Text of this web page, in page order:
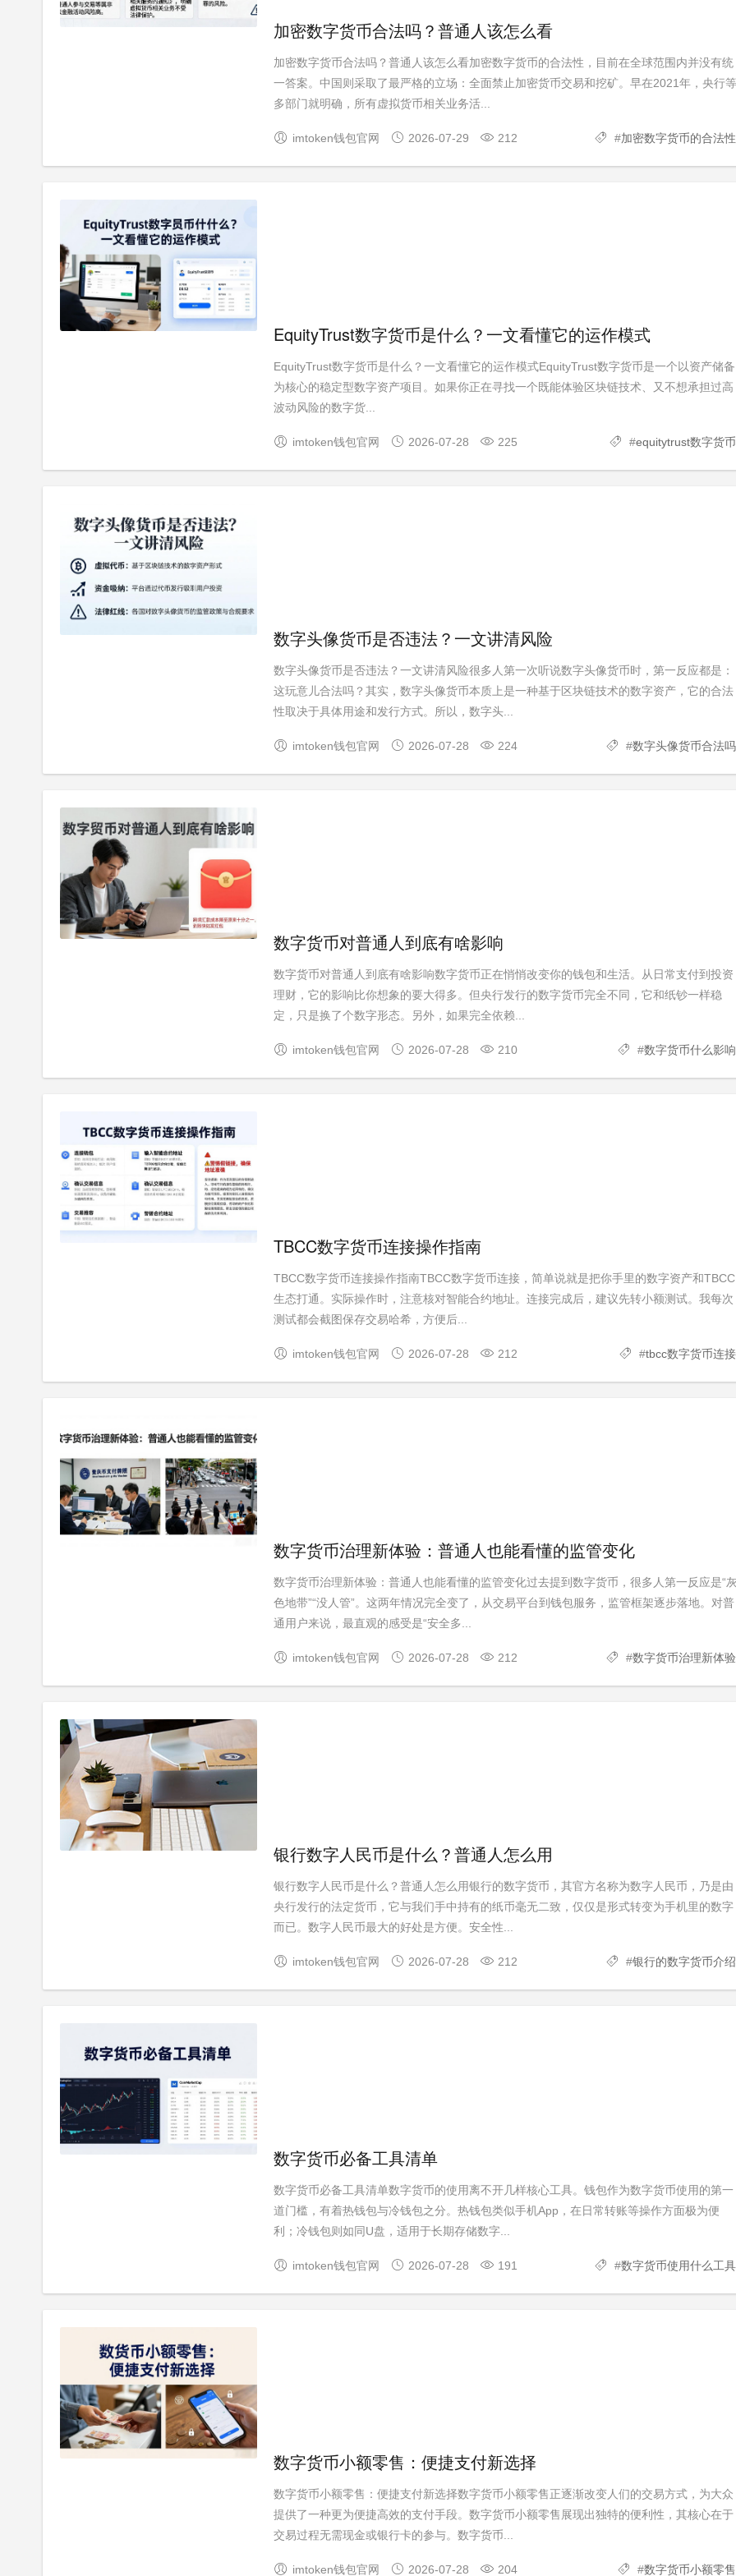
加密数字货币合法吗？普通人该怎么看
加密数字货币合法吗？普通人该怎么看加密数字货币的合法性，目前在全球范围内并没有统
一答案。中国则采取了最严格的立场：全面禁止加密货币交易和挖矿。早在2021年，央行等
多部门就明确，所有虚拟货币相关业务活...
imtoken钱包官网 2026-07-29 212 #加密数字货币的合法性
EquityTrust数字货币是什么？一文看懂它的运作模式
EquityTrust数字货币是什么？一文看懂它的运作模式EquityTrust数字货币是一个以资产储备
为核心的稳定型数字资产项目。如果你正在寻找一个既能体验区块链技术、又不想承担过高
波动风险的数字货...
imtoken钱包官网 2026-07-28 225 #equitytrust数字货币
数字头像货币是否违法？一文讲清风险
数字头像货币是否违法？一文讲清风险很多人第一次听说数字头像货币时，第一反应都是：
这玩意儿合法吗？其实，数字头像货币本质上是一种基于区块链技术的数字资产，它的合法
性取决于具体用途和发行方式。所以，数字头...
imtoken钱包官网 2026-07-28 224 #数字头像货币合法吗
数字货币对普通人到底有啥影响
数字货币对普通人到底有啥影响数字货币正在悄悄改变你的钱包和生活。从日常支付到投资
理财，它的影响比你想象的要大得多。但央行发行的数字货币完全不同，它和纸钞一样稳
定，只是换了个数字形态。另外，如果完全依赖...
imtoken钱包官网 2026-07-28 210 #数字货币什么影响
TBCC数字货币连接操作指南
TBCC数字货币连接操作指南TBCC数字货币连接，简单说就是把你手里的数字资产和TBCC
生态打通。实际操作时，注意核对智能合约地址。连接完成后，建议先转小额测试。我每次
测试都会截图保存交易哈希，方便后...
imtoken钱包官网 2026-07-28 212 #tbcc数字货币连接
数字货币治理新体验：普通人也能看懂的监管变化
数字货币治理新体验：普通人也能看懂的监管变化过去提到数字货币，很多人第一反应是“
色地带”“没人管”。这两年情况完全变了，从交易平台到钱包服务，监管框架逐步落地。对普
通用户来说，最直观的感受是“安全多...
imtoken钱包官网 2026-07-28 212 #数字货币治理新体验
银行数字人民币是什么？普通人怎么用
银行数字人民币是什么？普通人怎么用银行的数字货币，其官方名称为数字人民币，乃是由
央行发行的法定货币，它与我们手中持有的纸币毫无二致，仅仅是形式转变为手机里的数字
而已。数字人民币最大的好处是方便。安全性...
imtoken钱包官网 2026-07-28 212 #银行的数字货币介绍
数字货币必备工具清单
数字货币必备工具清单数字货币的使用离不开几样核心工具。钱包作为数字货币使用的第一
道门槛，有着热钱包与冷钱包之分。热钱包类似手机App，在日常转账等操作方面极为便
利；冷钱包则如同U盘，适用于长期存储数字...
imtoken钱包官网 2026-07-28 191 #数字货币使用什么工具
数字货币小额零售：便捷支付新选择
数字货币小额零售：便捷支付新选择数字货币小额零售正逐渐改变人们的交易方式，为大众
提供了一种更为便捷高效的支付手段。数字货币小额零售展现出独特的便利性，其核心在于
交易过程无需现金或银行卡的参与。数字货币...
imtoken钱包官网 2026-07-28 204 #数字货币小额零售